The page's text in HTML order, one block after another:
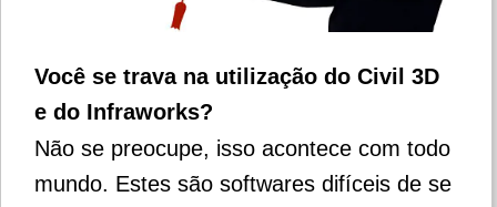
Você se trava na utilização do Civil 3D
e do Infraworks?
Não se preocupe, isso acontece com todo
mundo. Estes são softwares difíceis de se